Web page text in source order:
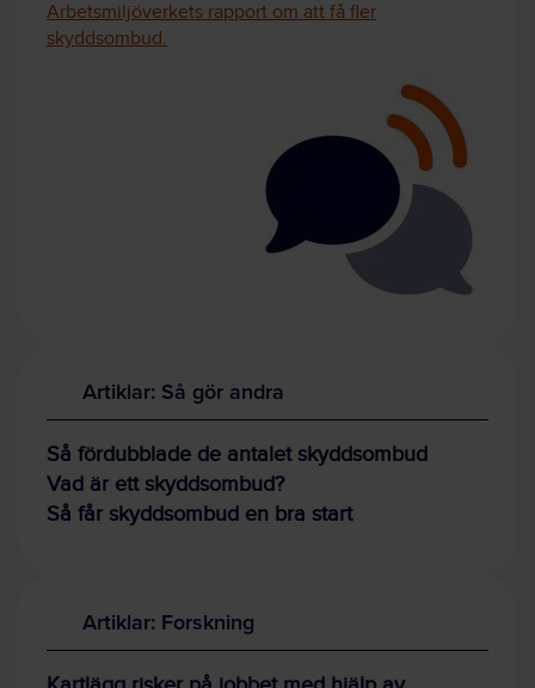
Arbetsmiljöverkets rapport om att få fler
skyddsombud.
Artiklar: Så gör andra
Så fördubblade de antalet skyddsombud
Vad är ett skyddsombud?
Så får skyddsombud en bra start
Artiklar: Forskning